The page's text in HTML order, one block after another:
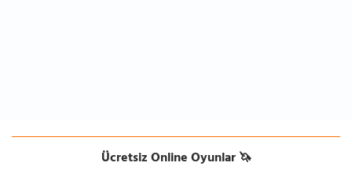
Ücretsiz Online Oyunlar 🦄